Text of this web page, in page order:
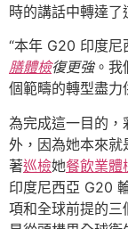
時的講話中轉達了
“本年 G20 印度尼
膳體檢復更強。我
個範疇的轉型盡力
為完成這一目的，
外，因為她本來就
著巡檢她餐飲業體
印度尼西亞 G20
項和全球前提的三